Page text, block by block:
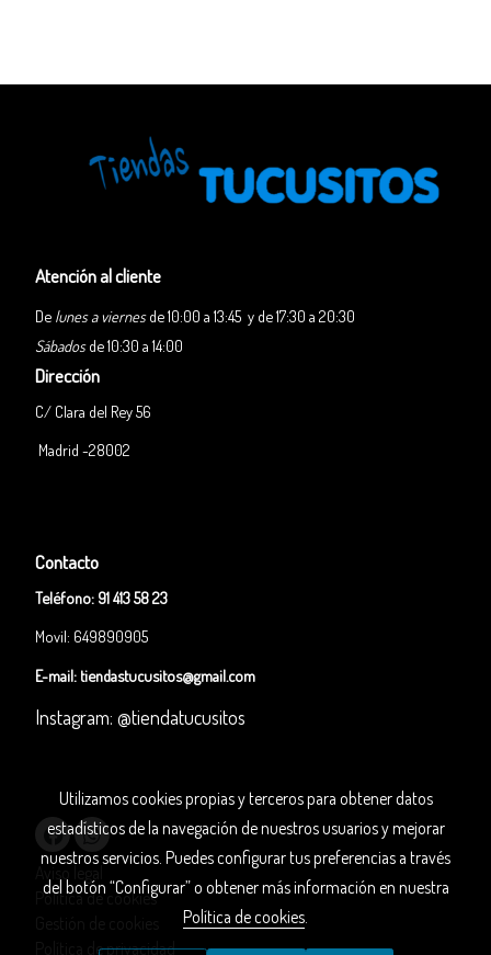
Atención al cliente
De lunes a viernesde 10:00 a 13:45 y de 17:30 a 20:30
Sábadosde 10:30 a 14:00
Dirección
C/ Clara del Rey 56
Madrid -28002
Contacto
Teléfono: 91 413 58 23
Movil: 649890905
E-mail: tiendastucusitos@gmail.com
Instagram: @tiendatucusitos
Política de cookies
Política de privacidad
Utilizamos cookies propias y terceros para obtener datos
estadísticos de la navegación de nuestros usuarios y mejorar
nuestros servicios. Puedes configurar tus preferencias a través
del botón “Configurar” o obtener más información en nuestra
Política de cookies.